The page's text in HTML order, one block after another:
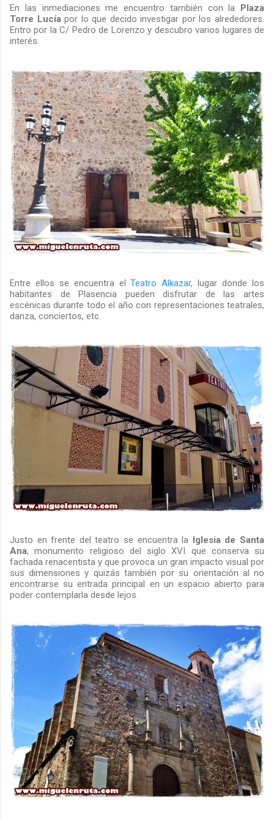
En las inmediaciones me encuentro también con la Plaza
Torre Lucíapor lo que decido investigar por los alrededores.
Entro por la C/ Pedro de Lorenzo y descubro varios lugares de
interés.
Entre ellos se encuentra elTeatro Alkazar, lugar donde los
habitantes de Plasencia pueden disfrutar de las artes
escénicas durante todo el año con representaciones teatrales,
danza, conciertos, etc.
Justo en frente del teatro se encuentra la Iglesia de Santa
Ana, monumento religioso del siglo XVI que conserva su
fachada renacentista y que provoca un gran impacto visual por
sus dimensiones y quizás también por su orientación al no
encontrarse su entrada principal en un espacio abierto para
poder contemplarla desde lejos.